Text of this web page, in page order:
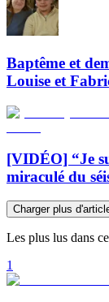
Baptême et
Louise et
[VIDÉO] “Je
miraculé du
Charger plus
Les plus lus dans
1